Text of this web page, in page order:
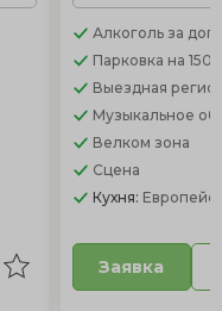
Алкоголь за
Парковка на 150
Выездная
Музыкальное
Велком зона
Сцена
Кухня:
Заявка